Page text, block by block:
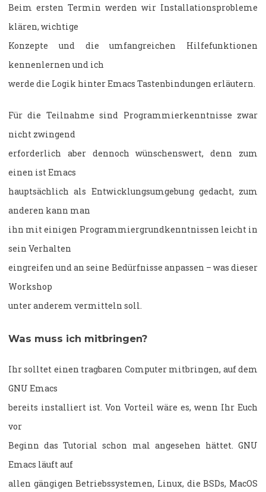
Beim ersten Termin werden wir Installationsprobleme
klären, wichtige
Konzepte und die umfangreichen Hilfefunktionen
kennenlernen und ich
werde die Logik hinter Emacs Tastenbindungen erläutern.
Für die Teilnahme sind Programmierkenntnisse zwar
nicht zwingend
erforderlich aber dennoch wünschenswert, denn zum
einen ist Emacs
hauptsächlich als Entwicklungsumgebung gedacht, zum
anderen kann man
ihn mit einigen Programmiergrundkenntnissen leicht in
sein Verhalten
eingreifen und an seine Bedürfnisse anpassen – was dieser
Workshop
unter anderem vermitteln soll.
Was muss ich mitbringen?
Ihr solltet einen tragbaren Computer mitbringen, auf dem
GNU Emacs
bereits installiert ist. Von Vorteil wäre es, wenn Ihr Euch
vor
Beginn das Tutorial schon mal angesehen hättet. GNU
Emacs läuft auf
allen gängigen Betriebssystemen, Linux, die BSDs, MacOS